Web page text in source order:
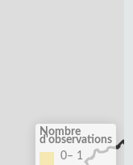
Nombre
d'observations
0– 1